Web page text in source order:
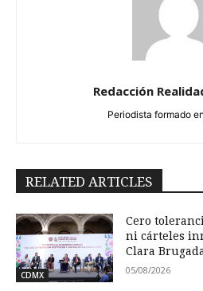
Redacción
Periodista formado
RELATED ARTICLES
CDMX
Cero
ni cárteles
Clara
05/08/2026